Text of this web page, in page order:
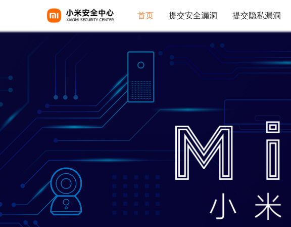
首页 提交安全漏洞 提交隐私漏洞